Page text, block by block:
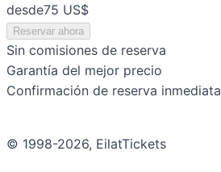
desde75 US$
Reservar ahora
Sin comisiones de reserva
Garantía del mejor precio
Confirmación de reserva inmediata
© 1998-2026, EilatTickets